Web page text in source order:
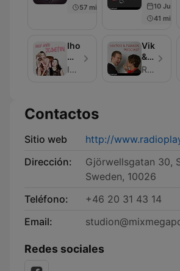
57 min
10 Jun
41 min
Ihop
Med
Josefin
Ihop Med Josefin
Viktor
&
Faraos
RadioPlay
Contactos
Sitio web
http://
Dirección:
Gjörwellsgatan 30,
Sweden, 10026
Teléfono:
+46 20 31 43 14
Email:
Redes sociales